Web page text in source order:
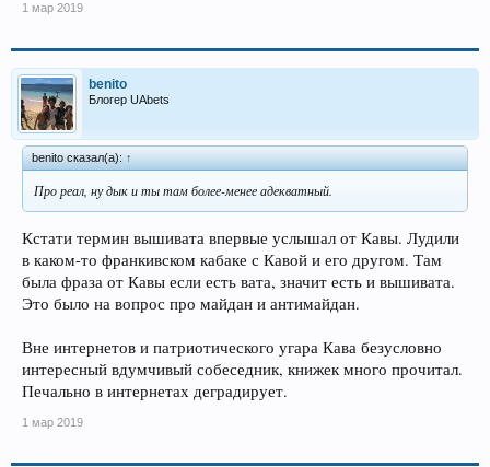
1 мар 2019
benito
Блогер UAbets
benito сказал(а): ↑
Про реал, ну дык и ты там более-менее адекватный.
Кстати термин вышивата впервые услышал от Кавы. Лудили
в каком-то франкивском кабаке с Кавой и его другом. Там
была фраза от Кавы если есть вата, значит есть и вышивата.
Это было на вопрос про майдан и антимайдан.
Вне интернетов и патриотического угара Кава безусловно
интересный вдумчивый собеседник, книжек много прочитал.
Печально в интернетах деградирует.
1 мар 2019